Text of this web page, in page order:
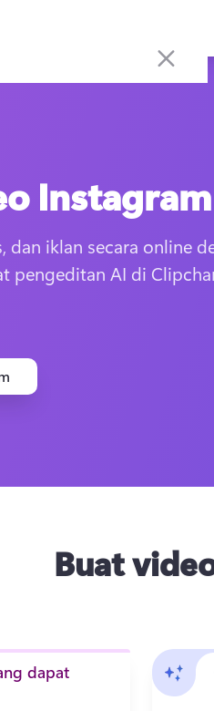
Instagram
dan iklan secara online
pengeditan AI di
Buat
dapat